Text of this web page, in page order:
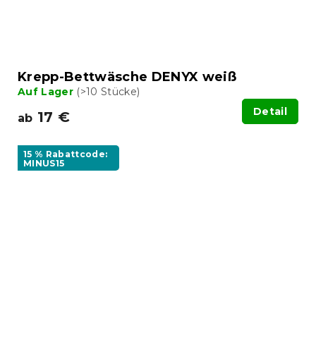
Krepp-Bettwäsche DENYX weiß
Auf Lager (>10 Stücke)
ab 17 € Detail
15 % Rabattcode:
MINUS15